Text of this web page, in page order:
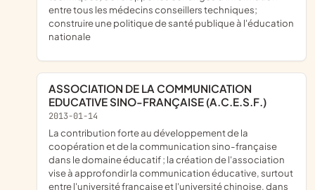
entre tous les médecins conseillers techniques;
construire une politique de santé publique à l'éducation
nationale
ASSOCIATION DE LA COMMUNICATION
EDUCATIVE SINO-FRANÇAISE (A.C.E.S.F.)
2013-01-14
la contribution forte au développement de la
coopération et de la communication sino-française
dans le domaine éducatif ; la création de l'association
vise à approfondir la communication éducative, surtout
entre l'université française et l'université chinoise, dans